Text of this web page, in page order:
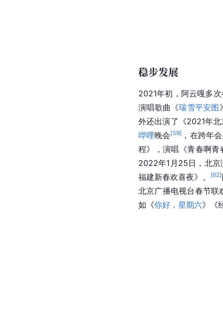
稳步发展
2021年初，阿云嘎多
演唱歌曲《瑞雪平安图
外还出演了《2021年
哔哩晚会[59] ，在跨年
程》，演唱《青春啊青
2022年1月25日，北京
福建新春欢喜夜》。
[62]
北京广播电视台春节
如《你好，星期六》《